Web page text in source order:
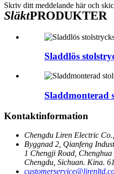
Skriv ditt meddelande här och
SläktPRODUKTER
Sladdlös
Sladdmonterad
Kontaktinformation
Chengdu Liren Electric
Byggnad 2, Qianfeng
1 Chengji Road,
Chengdu, Sichuan. Kina.